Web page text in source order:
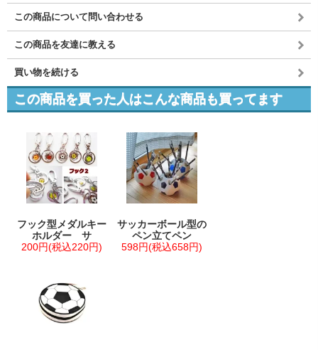
この商品について問い合わせる
この商品を友達に教える
買い物を続ける
この商品を買った人はこんな商品も買ってます
フック型メダルキー
ホルダー サ
200円(税込220円)
サッカーボール型の
ペン立てペン
598円(税込658円)